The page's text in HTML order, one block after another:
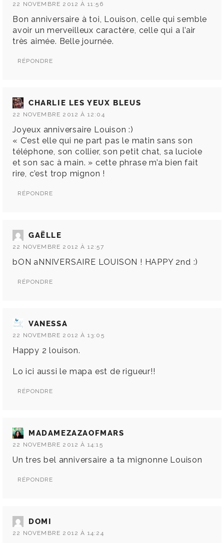
22 NOVEMBRE 2012 À 11:56
Bon anniversaire à toi, Louison, celle qui semble
avoir un merveilleux caractère, celle qui a l’air
très aimée. Belle journée.
RÉPONDRE
CHARLIE LES YEUX BLEUS
22 NOVEMBRE 2012 À 12:04
Joyeux anniversaire Louison :)
« C’est elle qui ne part pas le matin sans son
téléphone, son collier, son petit chat, sa luciole
et son sac à main. » cette phrase m’a bien fait
rire, c’est trop mignon !
RÉPONDRE
GAËLLE
22 NOVEMBRE 2012 À 12:57
bON aNNIVERSAIRE LOUISON ! HAPPY 2nd :)
RÉPONDRE
VANESSA
22 NOVEMBRE 2012 À 13:05
Happy 2 louison.
Lo ici aussi le mapa est de rigueur!!
RÉPONDRE
MADAMEZAZAOFMARS
22 NOVEMBRE 2012 À 14:15
Un tres bel anniversaire a ta mignonne Louison
RÉPONDRE
DOMI
22 NOVEMBRE 2012 À 14:24